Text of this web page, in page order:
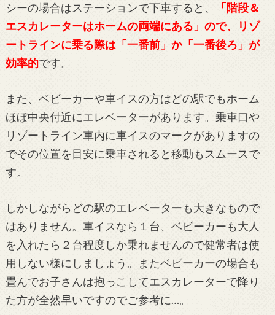
シーの場合はステーションで下車すると、
「階段＆
エスカレーターはホームの両端にある」ので、リゾ
ートラインに乗る際は「一番前」か「一番後ろ」が
効率的です。
また、ベビーカーや車イスの方はどの駅でもホーム
ほぼ中央付近にエレベーターがあります。乗車口や
リゾートライン車内に車イスのマークがありますの
でその位置を目安に乗車されると移動もスムースで
す。
しかしながらどの駅のエレベーターも大きなもので
はありません。車イスなら１台、ベビーカーも大人
を入れたら２台程度しか乗れませんので健常者は使
用しない様にしましょう。またベビーカーの場合も
畳んでお子さんは抱っこしてエスカレーターで降り
た方が全然早いですのでご参考に…。